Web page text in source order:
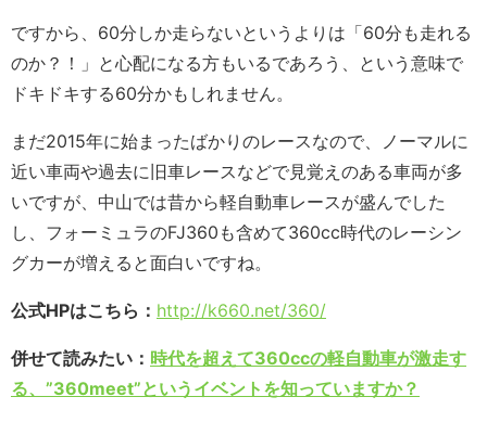
ですから、60分しか走らないというよりは「60分も走れる
のか？！」と心配になる方もいるであろう、という意味で
ドキドキする60分かもしれません。
まだ2015年に始まったばかりのレースなので、ノーマルに
近い車両や過去に旧車レースなどで見覚えのある車両が多
いですが、中山では昔から軽自動車レースが盛んでした
し、フォーミュラのFJ360も含めて360cc時代のレーシン
グカーが増えると面白いですね。
公式HPはこちら： http://k660.net/360/
併せて読みたい： 時代を超えて360ccの軽自動車が激走す
る、”360meet”というイベントを知っていますか？